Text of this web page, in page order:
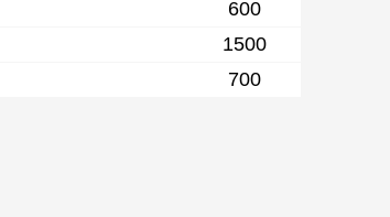
600
1500
700